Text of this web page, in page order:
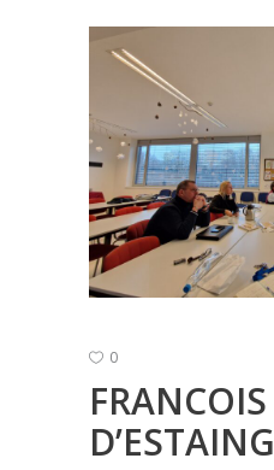
0
FRANCOIS
D’ESTAING